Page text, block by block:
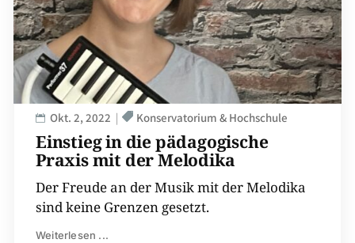
Einstieg in die pädagogische
Praxis mit der Melodika
Okt. 2, 2022 Konservatorium & Hochschule
Der Freude an der Musik mit der Melodika
sind keine Grenzen gesetzt.
Weiterlesen ...